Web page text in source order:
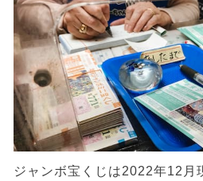
ジャンボ宝くじは2022年12月